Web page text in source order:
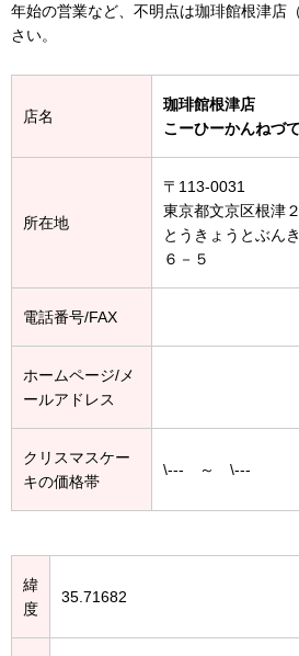
年始の営業など、不明点は珈琲館根津店
さい。
店名
珈琲館根津店
こーひーかんねづ
所在地
〒113-0031
東京都文京区根津
とうきょうとぶん
６－５
電話番号/FAX
ホームページ/メ
ールアドレス
クリスマスケー
キの価格帯
\--- ～ \---
緯
度
35.71682